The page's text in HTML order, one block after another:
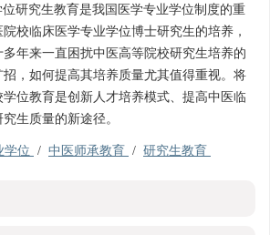
研究生教育是我国医学专业学位制度的重
校临床医学专业学位博士研究生的培养，
年来一直困扰中医高等院校研究生培养的
，如何提高其培养质量尤其值得重视。将
位教育是创新人才培养模式、提高中医临
生质量的新途径。
学位 / 中医师承教育 / 研究生教育